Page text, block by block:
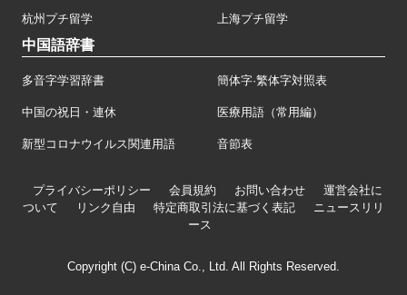
杭州プチ留学 上海プチ留学
中国語辞書
多音字学習辞書 簡体字·繁体字対照表
中国の祝日・連休 医療用語（常用編）
新型コロナウイルス関連用語 音節表
プライバシーポリシー 会員規約 お問い合わせ
運営会社に
ついて
リンク自由 特定商取引法に基づく表記
ニュースリリ
ース
Copyright (C) e-China Co., Ltd. All Rights Reserved.